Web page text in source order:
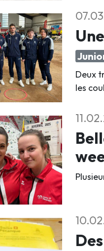
Deux
les